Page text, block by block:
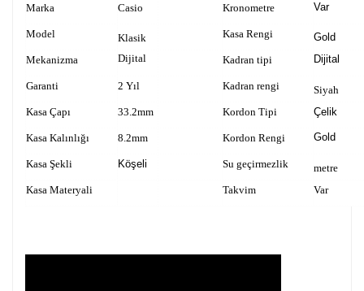
Marka Casio Kronometre Var
Model Klasik Kasa Rengi
Gold
Mekanizma
Dijital Kadran tipi Dijital
Garanti 2 Yıl Kadran rengi
Siyah
Kasa Çapı
33.2mm Kordon Tipi Çelik
Kasa Kalınlığı 8.2mm Kordon Rengi Gold
Kasa Şekli Köşeli Su geçirmezlik
metre
Kasa Materyali
Takvim Var